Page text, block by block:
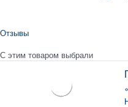
Отзывы
С этим товаром выбрали